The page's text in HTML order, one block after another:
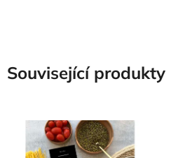
Související produkty